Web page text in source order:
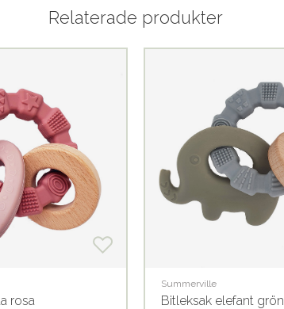
Relaterade produkter
rosa
Summerville
Bitleksak elefant grön